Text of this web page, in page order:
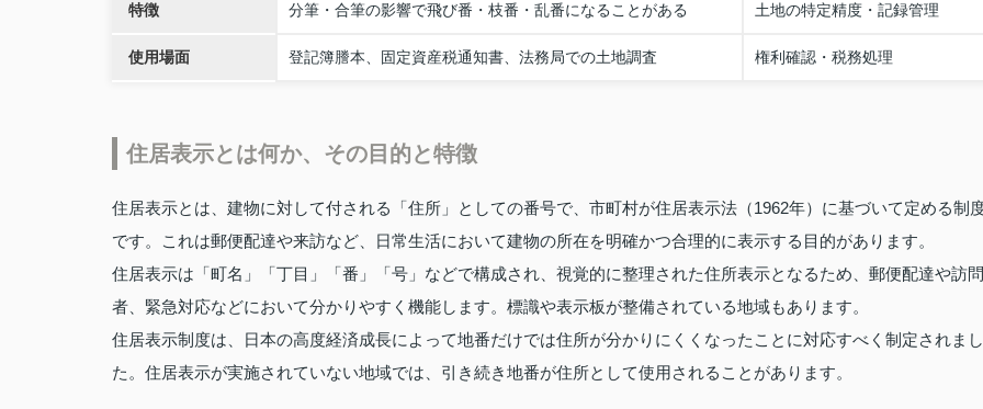
特徴 分筆・合筆の影響で飛び番・枝番・乱番になることがある 土地の特定精度・記録管理
使用場面 登記簿謄本、固定資産税通知書、法務局での土地調査 権利確認・税務処理
住居表示とは何か、その目的と特徴
住居表示とは、建物に対して付される「住所」としての番号で、市町村が住居表示法（1962年）に基づいて定める制
です。これは郵便配達や来訪など、日常生活において建物の所在を明確かつ合理的に表示する目的があります。
住居表示は「町名」「丁目」「番」「号」などで構成され、視覚的に整理された住所表示となるため、郵便配達や訪問
者、緊急対応などにおいて分かりやすく機能します。標識や表示板が整備されている地域もあります。
住居表示制度は、日本の高度経済成長によって地番だけでは住所が分かりにくくなったことに対応すべく制定されまし
た。住居表示が実施されていない地域では、引き続き地番が住所として使用されることがあります。